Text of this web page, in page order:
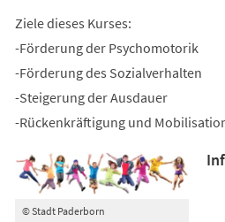
Ziele dieses Kurses:
-Förderung der Psychomotorik
-Förderung des Sozialverhalten
-Steigerung der Ausdauer
-Rückenkräftigung und
© Stadt Paderborn